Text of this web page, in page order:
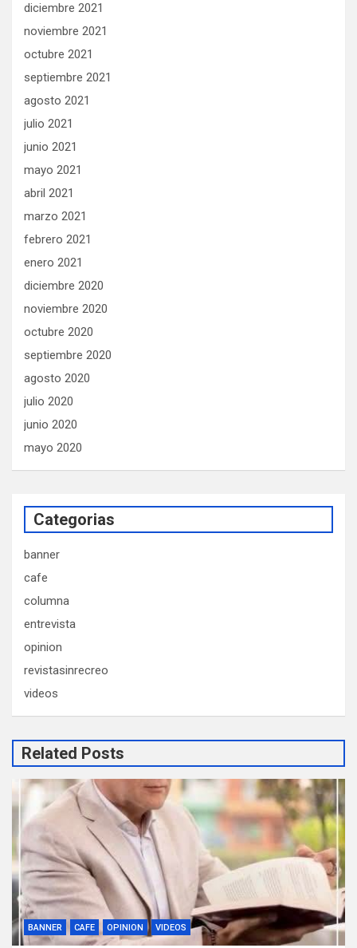
diciembre 2021
noviembre 2021
octubre 2021
septiembre 2021
agosto 2021
julio 2021
junio 2021
mayo 2021
abril 2021
marzo 2021
febrero 2021
enero 2021
diciembre 2020
noviembre 2020
octubre 2020
septiembre 2020
agosto 2020
julio 2020
junio 2020
mayo 2020
Categorias
banner
cafe
columna
entrevista
opinion
revistasinrecreo
videos
Related Posts
BANNER CAFE OPINION VIDEOS